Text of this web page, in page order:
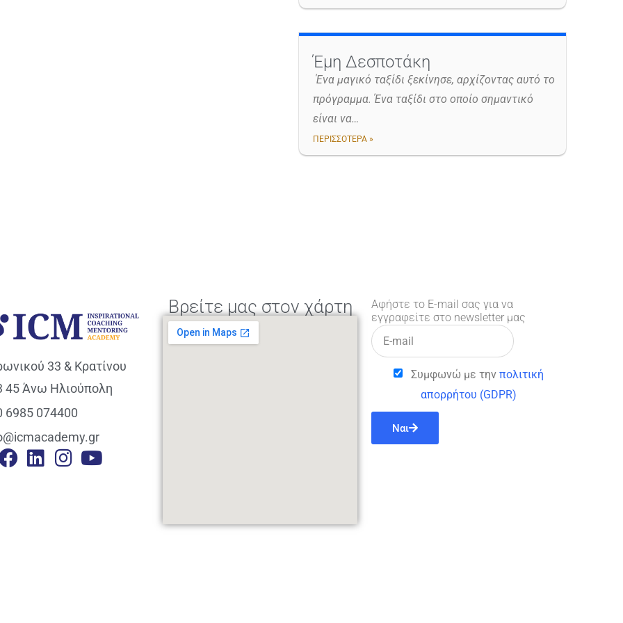
Έμη Δεσποτάκη
Ένα μαγικό ταξίδι ξεκίνησε, αρχίζοντας αυτό το
πρόγραμμα. Ένα ταξίδι στο οποίο σημαντικό
είναι να…
ΠΕΡΙΣΣΟΤΕΡΑ »
33 & Κρατίνου
45 Άνω Ηλιούπολη
6985 074400
Βρείτε μας στον χάρτη
Αφήστε το E-mail σας για να
εγγραφείτε στο newsletter μας
Συμφωνώ με την πολιτική
απορρήτου (GDPR)
Ναι